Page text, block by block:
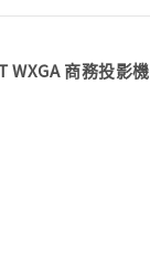
WXGA 商務投影機